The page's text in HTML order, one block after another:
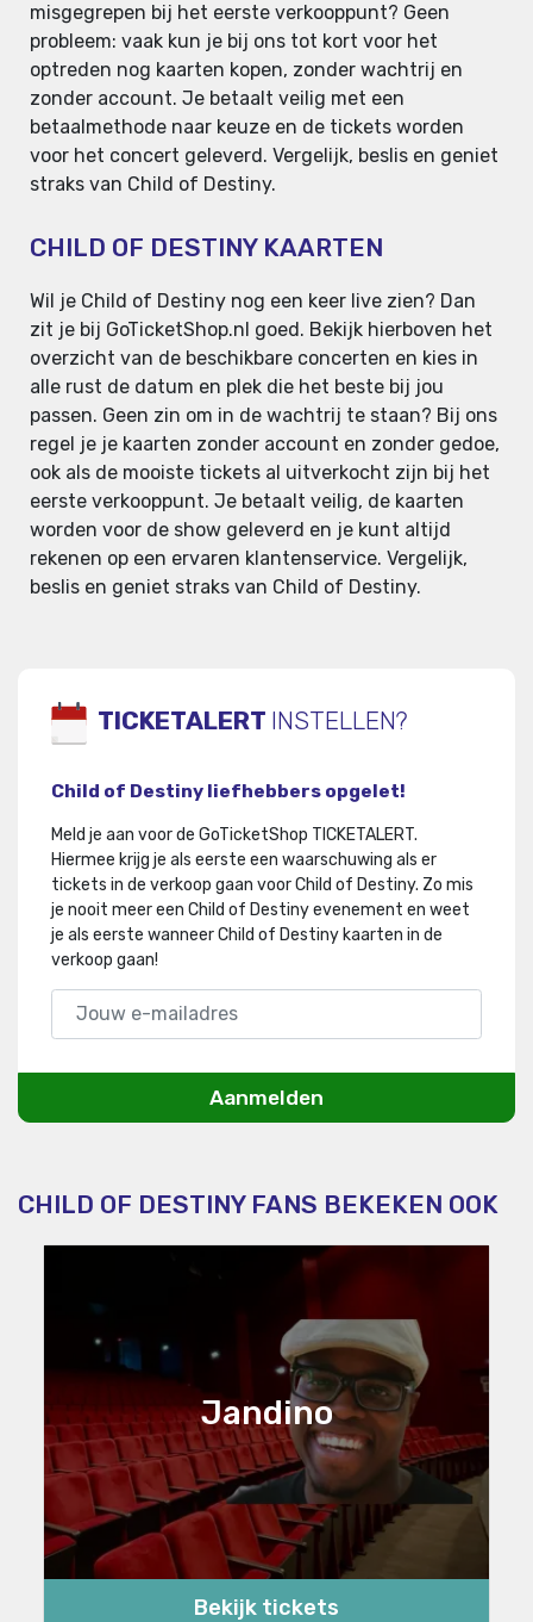
misgegrepen bij het eerste verkooppunt? Geen
probleem: vaak kun je bij ons tot kort voor het
optreden nog kaarten kopen, zonder wachtrij en
zonder account. Je betaalt veilig met een
betaalmethode naar keuze en de tickets worden
voor het concert geleverd. Vergelijk, beslis en geniet
straks van Child of Destiny.
CHILD OF DESTINY KAARTEN
Wil je Child of Destiny nog een keer live zien? Dan
zit je bij GoTicketShop.nl goed. Bekijk hierboven het
overzicht van de beschikbare concerten en kies in
alle rust de datum en plek die het beste bij jou
passen. Geen zin om in de wachtrij te staan? Bij ons
regel je je kaarten zonder account en zonder gedoe,
ook als de mooiste tickets al uitverkocht zijn bij het
eerste verkooppunt. Je betaalt veilig, de kaarten
worden voor de show geleverd en je kunt altijd
rekenen op een ervaren klantenservice. Vergelijk,
beslis en geniet straks van Child of Destiny.
TICKETALERT INSTELLEN?
Child of Destiny liefhebbers opgelet!
Meld je aan voor de GoTicketShop TICKETALERT.
Hiermee krijg je als eerste een waarschuwing als er
tickets in de verkoop gaan voor Child of Destiny. Zo mis
je nooit meer een Child of Destiny evenement en weet
je als eerste wanneer Child of Destiny kaarten in de
verkoop gaan!
Aanmelden
CHILD OF DESTINY FANS BEKEKEN OOK
Jandino
Bekijk tickets